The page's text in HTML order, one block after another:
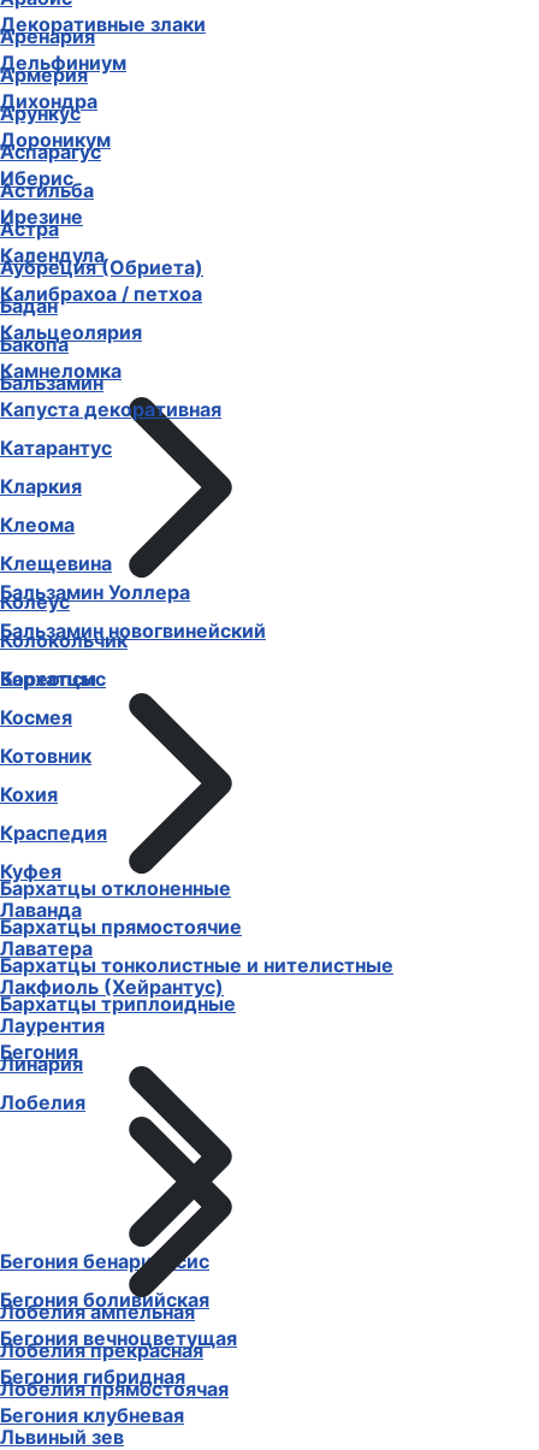
Аренария
Армерия
Арункус
Аспарагус
Астильба
Астра
Аубреция (Обриета)
Бадан
Бакопа
Бальзамин
Бальзамин Уоллера
Бальзамин новогвинейский
Бархатцы
Бархатцы отклоненные
Бархатцы прямостоячие
Бархатцы тонколистные и нителистные
Бархатцы триплоидные
Бегония
Бегония бенариенсис
Бегония боливийская
Бегония вечноцветущая
Бегония гибридная
Бегония клубневая
Декоративные злаки
Дельфиниум
Дихондра
Дороникум
Иберис
Ирезине
Календула
Калибрахоа / петхоа
Кальцеолярия
Камнеломка
Капуста декоративная
Катарантус
Кларкия
Клеома
Клещевина
Колеус
Колокольчик
Кореопсис
Космея
Котовник
Кохия
Краспедия
Куфея
Лаванда
Лаватера
Лакфиоль (Хейрантус)
Лаурентия
Линария
Лобелия
Лобелия ампельная
Лобелия прекрасная
Лобелия прямостоячая
Львиный зев